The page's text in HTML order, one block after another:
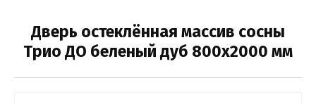
Дверь остеклённая массив сосны
Трио ДО беленый дуб 800x2000 мм